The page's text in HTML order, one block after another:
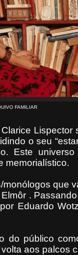
FAMILIAR
Lispector
o seu
Este universo
memorialístico.
que
.
Eduardo
do público
aos palcos